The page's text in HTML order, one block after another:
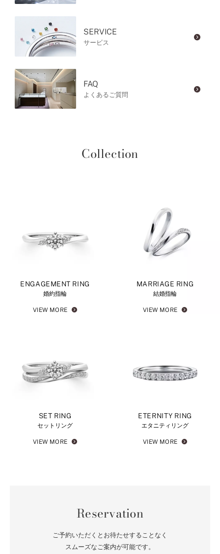
SERVICE
サービス
FAQ
よくあるご質問
Collection
ENGAGEMENT RING
婚約指輪
VIEW MORE
MARRIAGE RING
結婚指輪
VIEW MORE
SET RING
セットリング
VIEW MORE
ETERNITY RING
エタニティリング
VIEW MORE
Reservation
ご予約いただくとお待たせすることなく
スムーズなご案内が可能です。